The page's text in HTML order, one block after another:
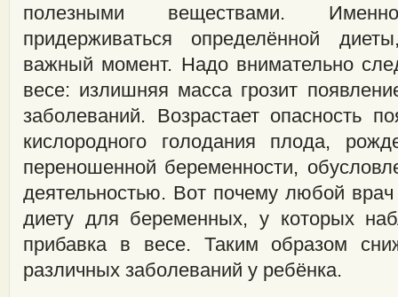
полезными веществами.
придерживаться определённой
важный момент. Надо внимательно
весе: излишняя масса грозит
заболеваний. Возрастает опасность
кислородного голодания плода,
переношенной беременности,
деятельностью. Вот почему любой
диету для беременных, у которых
прибавка в весе. Таким образом
различных заболеваний у ребёнка.